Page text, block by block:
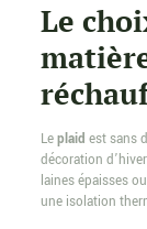
Le
Leplaid est sans
décoration
laines épaisses
une isolation